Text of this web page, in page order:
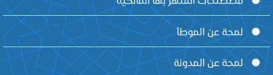
لمحة عن الموطأ
لمحة عن المدونة